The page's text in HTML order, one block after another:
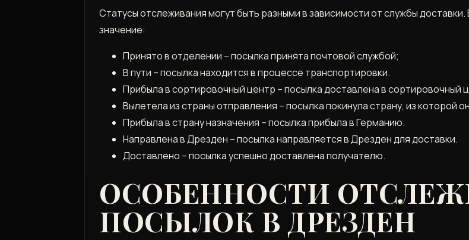
Статусы отслеживания могут быть разными в зависимости от службы
значение:
Принято в отделении – посылка принята почтовой службой;
В пути – посылка находится в процессе транспортировки.
Прибыла в сортировочный центр – посылка доставлена в сортировочный
Вылетела из страны отправления – посылка покинула страну‚ из которой
Прибыла в страну назначения – посылка прибыла в Германию.
Направлена в Дрезден – посылка направляется в Дрезден для доставки.
Доставлено – посылка успешно доставлена получателю.
ОСОБЕННОСТИ
ПОСЫЛОК В ДРЕЗДЕН